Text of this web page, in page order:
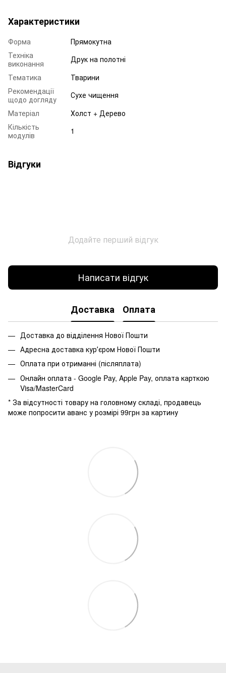
Характеристики
Форма
Прямокутна
Техніка
виконання
Друк на полотні
Тематика
Тварини
Рекомендації
щодо догляду
Сухе чищення
Матеріал
Холст + Дерево
Кількість
модулів
1
Відгуки
Додайте перший відгук
Написати відгук
Доставка Оплата
Доставка до відділення Нової Пошти
Адресна доставка курʼєром Нової Пошти
Оплата при отриманні (післяплата)
Онлайн оплата - Google Pay, Apple Pay, оплата карткою
Visa/MasterCard
* За відсутності товару на головному складі, продавець
може попросити аванс у розмірі 99грн за картину